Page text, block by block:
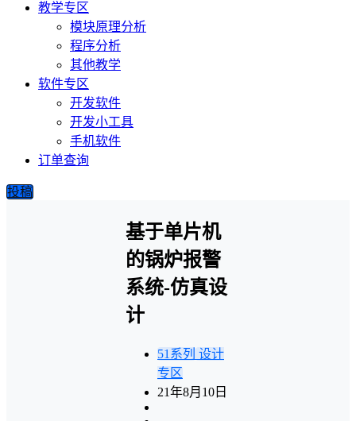
教学专区
模块原理分析
程序分析
其他教学
软件专区
开发软件
开发小工具
手机软件
订单查询
投稿
基于单片机
的锅炉报警
系统-仿真设
计
51系列 设计
专区
21年8月10日